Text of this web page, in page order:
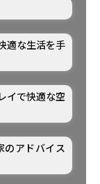
適な生活を手
イで快適な空
のアドバイス